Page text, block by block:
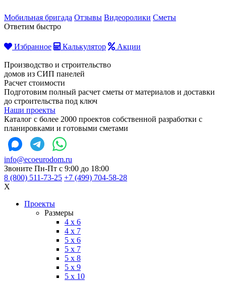
Мобильная бригада Отзывы Видеоролики Сметы
Ответим быстро
Избранное Калькулятор Акции
Производство и строительство
домов из СИП панелей
Расчет стоимости
Подготовим полный расчет сметы от материалов и доставки
до строительства под ключ
Наши проекты
Каталог с более 2000 проектов собственной разработки с
планировками и готовыми сметами
info@ecoeurodom.ru
Звоните Пн-Пт с 9:00 до 18:00
8 (800) 511-73-25 +7 (499) 704-58-28
X
Проекты
Размеры
4 x 6
4 x 7
5 x 6
5 x 7
5 x 8
5 x 9
5 x 10